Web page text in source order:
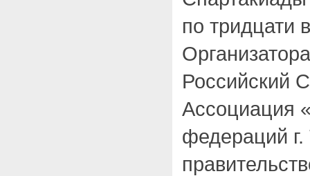
по тридцати
Российский
Ассоциация
федераций г.